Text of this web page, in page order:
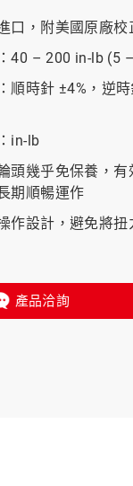
美國
口，附美國原廠校
40 – 200 in-lb (5
順時針 ±4%，逆
in-lb
頭幾乎免保養，
期順暢運作
作設計，避免將
產品洽詢